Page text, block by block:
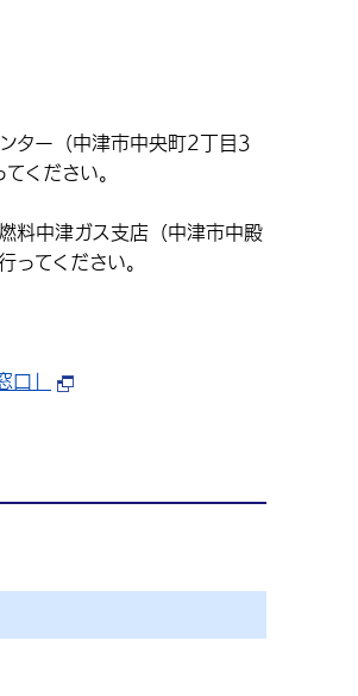
ター（中津市中央町2丁目3
ください。
料中津ガス支店（中津市中殿
てください。
口」